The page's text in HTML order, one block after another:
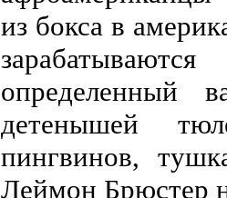
из бокса в
определенный
детенышей
пингвинов,
Леймон Брюстер